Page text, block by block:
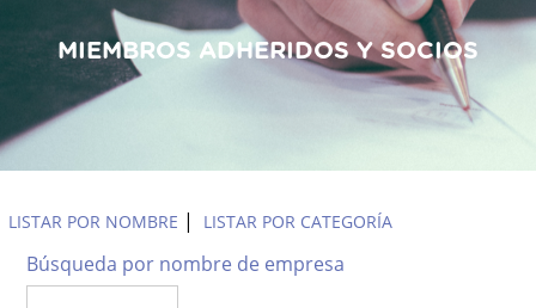
MIEMBROS ADHERIDOS Y SOCIOS
LISTAR POR NOMBRE | LISTAR POR CATEGORÍA
Búsqueda por nombre de empresa